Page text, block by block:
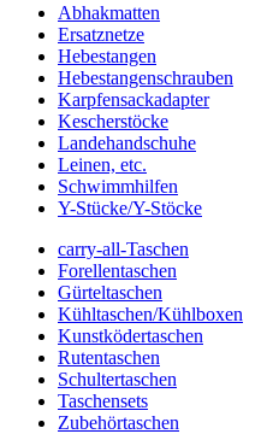
Abhakmatten
Ersatznetze
Hebestangen
Hebestangenschrauben
Karpfensackadapter
Kescherstöcke
Landehandschuhe
Leinen, etc.
Schwimmhilfen
Y-Stücke/Y-Stöcke
carry-all-Taschen
Forellentaschen
Gürteltaschen
Kühltaschen/Kühlboxen
Kunstködertaschen
Rutentaschen
Schultertaschen
Taschensets
Zubehörtaschen